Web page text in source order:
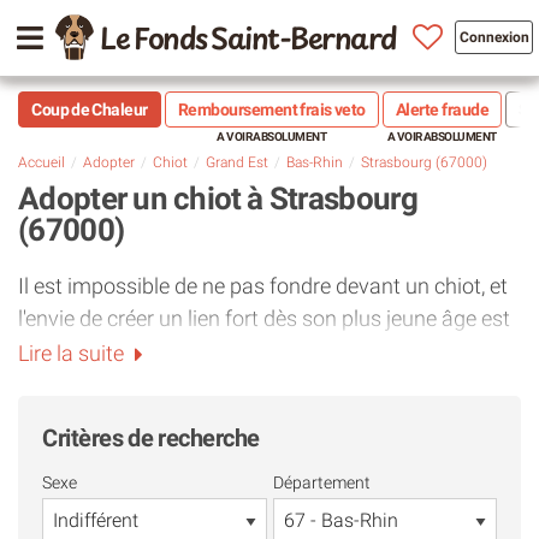
Le Fonds Saint-Bernard Connexion
Coup de Chaleur Remboursement frais veto Alerte fraude
Accueil Adopter Chiot Grand Est Bas-Rhin Strasbourg (67000)
Adopter un chiot à Strasbourg
(67000)
Il est impossible de ne pas fondre devant un chiot, et
l'envie de créer un lien fort dès son plus jeune âge est
tout à fait compréhensible. Toutefois, adopter un
implique des réalités pratiques et un niveau
d'engagement qu'il est indispensable de mesurer :
Lire la suite
Critères de recherche
Sexe Département